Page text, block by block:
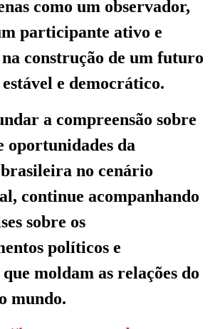
como um observador,
participante ativo e
construção de um futuro
e democrático.
a compreensão sobre
oportunidades da
no cenário
continue acompanhando
sobre os
políticos e
moldam as relações do
mundo.